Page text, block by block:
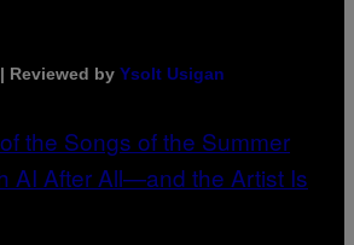
| Reviewed by Ysolt Usigan